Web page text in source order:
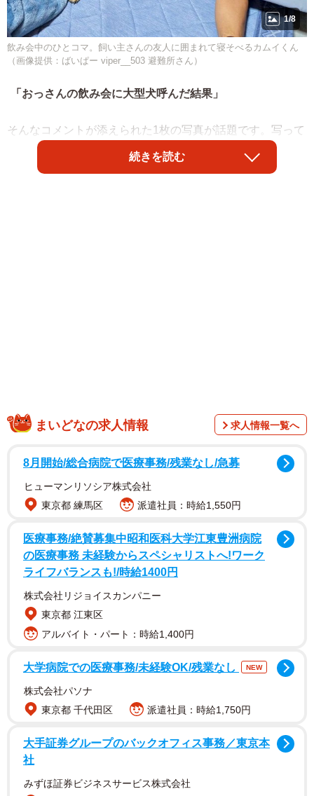
1/8
飲み会中のひとコマ。飼い主さんの友人に囲まれて寝そべるカムイくん
（画像提供：ばいぱー viper__503 避難所さん）
「おっさんの飲み会に大型犬呼んだ結果」
そんなコメントが添えられた1枚の写真が話題です。写って
いるのは、ジャーマン・シェパード・ドッグの「カムイ」
くん（取材時、1歳7カ月・男の子）と、飼い主のXユーザ
毛布の上に寝そべるカムイくんを囲み、それぞれ撫でなが
ら眠っています。当のカムイくんはというとーーにこにこ
笑顔。楽しさが伝わる光景に19万件超の“いいね”が集まり、
「全員幸せそう」「なんだこの愛しい空間は？」など、多
くの人がほっこりする声を寄せています。当時の状況につ
いて、詳しく話を伺いました。
笑顔が連鎖したあの夜のエピソード
続きを読む
まいどなの求人情報 求人情報一覧へ
8月開始/総合病院で医療事務/残業なし/急募
ヒューマンリソシア株式会社
東京都 練馬区
派遣社員：時給1,550円
医療事務/絶賛募集中昭和医科大学江東豊洲病院
の医療事務 未経験からスペシャリストへ!ワーク
ライフバランスも!/時給1400円
株式会社リジョイスカンパニー
東京都 江東区
アルバイト・パート：時給1,400円
大学病院での医療事務/未経験OK/残業なし NEW
株式会社パソナ
東京都 千代田区
派遣社員：時給1,750円
大手証券グループのバックオフィス事務／東京本
社
みずほ証券ビジネスサービス株式会社